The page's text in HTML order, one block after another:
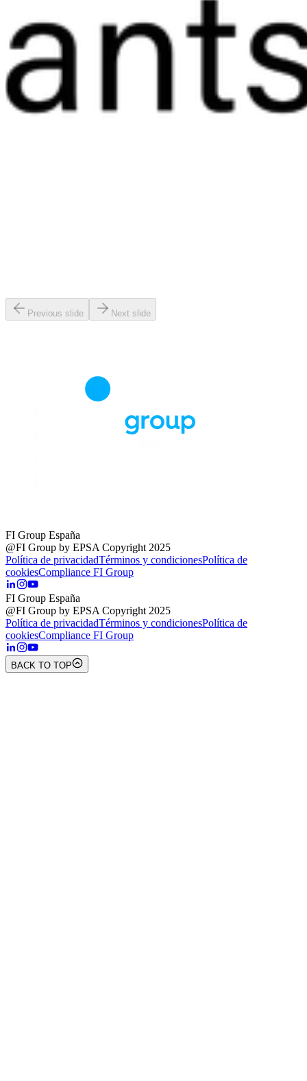
Previous slide Next slide
FI Group España
@FI Group by EPSA Copyright 2025
Política de privacidadTérminos y condicionesPolítica de
cookiesCompliance FI Group
FI Group España
@FI Group by EPSA Copyright 2025
Política de privacidadTérminos y condicionesPolítica de
cookiesCompliance FI Group
BACK TO TOP